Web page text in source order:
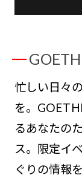
忙しい日々
を。
るあなたの
ス。限定イ
ぐりの情報